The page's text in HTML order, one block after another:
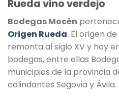
Rueda vino verdejo
Bodegas Mocén
Origen Rueda. El origen
remonta al siglo XV y hoy
bodegas, entre ellas
municipios de la provincia
colindantes Segovia y Ávila.